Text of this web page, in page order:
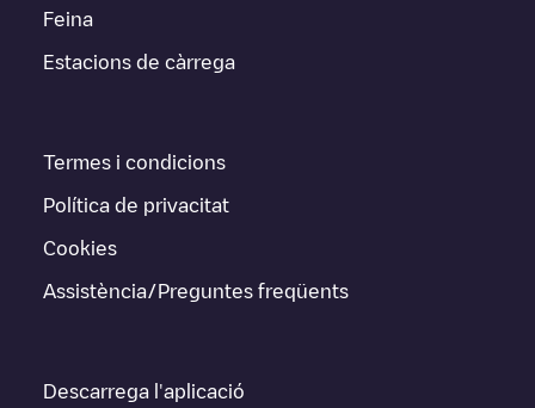
Feina
Estacions de càrrega
Termes i condicions
Política de privacitat
Cookies
Assistència/Preguntes freqüents
Descarrega l'aplicació